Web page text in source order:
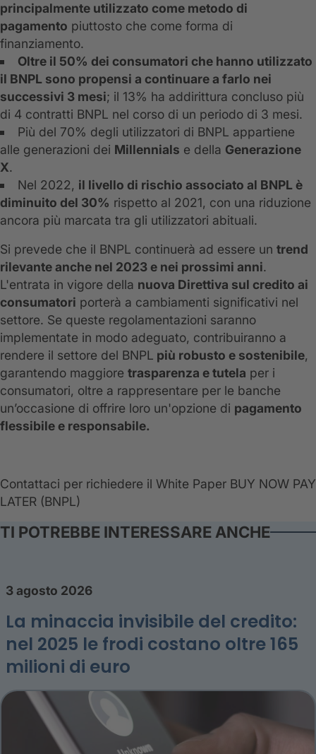
principalmente utilizzato come metodo di
pagamento piuttosto che come forma di
finanziamento.
Oltre il 50% dei consumatori che hanno utilizzato
il BNPL sono propensi a continuare a farlo nei
successivi 3 mesi; il 13% ha addirittura concluso più
di 4 contratti BNPL nel corso di un periodo di 3 mesi.
Più del 70% degli utilizzatori di BNPL appartiene
alle generazioni dei Millennials e della Generazione
X.
Nel 2022, il livello di rischio associato al BNPL è
diminuito del 30% rispetto al 2021, con una riduzione
ancora più marcata tra gli utilizzatori abituali.
Si prevede che il BNPL continuerà ad essere un trend
rilevante anche nel 2023 e nei prossimi anni.
L'entrata in vigore della nuova Direttiva sul credito ai
consumatori porterà a cambiamenti significativi nel
settore. Se queste regolamentazioni saranno
implementate in modo adeguato, contribuiranno a
rendere il settore del BNPL più robusto e sostenibile,
garantendo maggiore trasparenza e tutela per i
consumatori, oltre a rappresentare per le banche
un’occasione di offrire loro un'opzione di pagamento
flessibile e responsabile.
Contattaci per richiedere il White Paper BUY NOW PAY
LATER (BNPL)
TI POTREBBE INTERESSARE ANCHE
3 agosto 2026
La minaccia invisibile del credito:
nel 2025 le frodi costano oltre 165
milioni di euro